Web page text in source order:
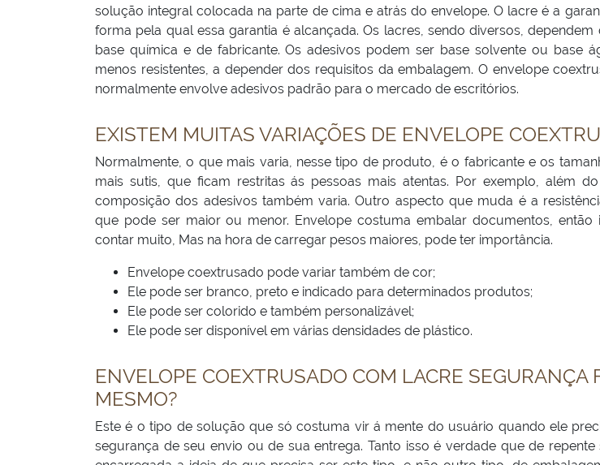
solução integral colocada na parte de cima e atrás do envelope. O lacre é a
forma pela qual essa garantia é alcançada. Os lacres, sendo diversos,
base química e de fabricante. Os adesivos podem ser base solvente ou base
menos resistentes, a depender dos requisitos da embalagem. O envelope
normalmente envolve adesivos padrão para o mercado de escritórios.
EXISTEM MUITAS VARIAÇÕES DE ENVELOPE
Normalmente, o que mais varia, nesse tipo de produto, é o fabricante e os
mais sutis, que ficam restritas ás pessoas mais atentas. Por exemplo, além
composição dos adesivos também varia. Outro aspecto que muda é a
que pode ser maior ou menor. Envelope costuma embalar documentos, então
contar muito, Mas na hora de carregar pesos maiores, pode ter importância.
Envelope coextrusado pode variar também de cor;
Ele pode ser branco, preto e indicado para determinados produtos;
Ele pode ser colorido e também personalizável;
Ele pode ser disponível em várias densidades de plástico.
ENVELOPE COEXTRUSADO COM LACRE SEGURANÇA
MESMO?
Este é o tipo de solução que só costuma vir á mente do usuário quando ele
segurança de seu envio ou de sua entrega. Tanto isso é verdade que de